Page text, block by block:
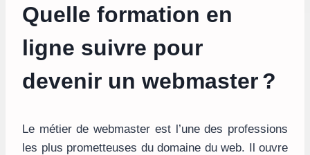
Quelle formation en
ligne suivre pour
devenir un webmaster ?
Le métier de webmaster est l’une des professions
les plus prometteuses du domaine du web. Il ouvre